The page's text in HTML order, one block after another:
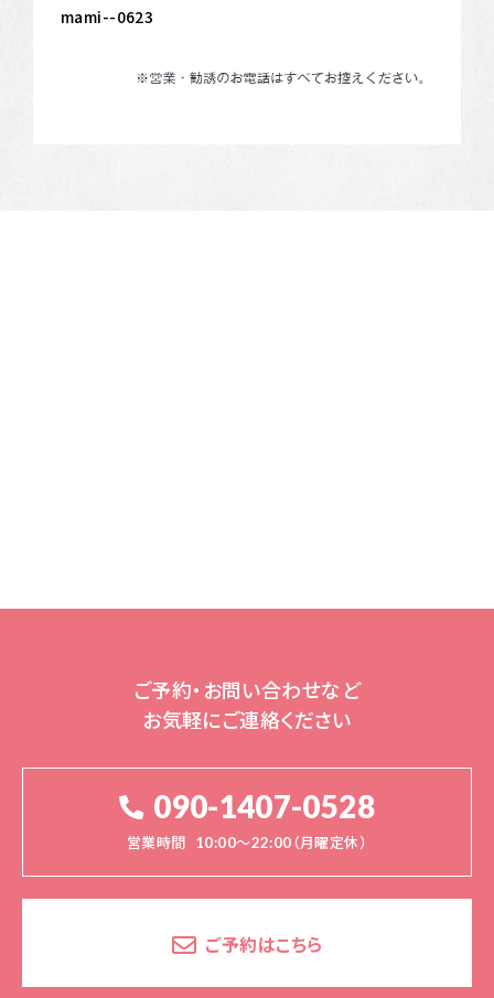
mami--0623
ご予約・お問い合わせなど
お気軽にご連絡ください
090-1407-0528
営業時間 10:00～22:00（月曜定休）
ご予約はこちら